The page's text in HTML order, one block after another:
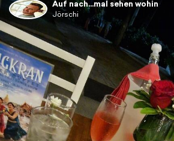
Auf nach...mal sehen wohin
Jörschi